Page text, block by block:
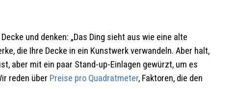
und denken: „Das Ding sieht aus wie eine alte
die Ihre Decke in ein Kunstwerk verwandeln. Aber halt,
aber mit ein paar Stand-up-Einlagen gewürzt, um es
reden über Preise pro Quadratmeter, Faktoren, die den